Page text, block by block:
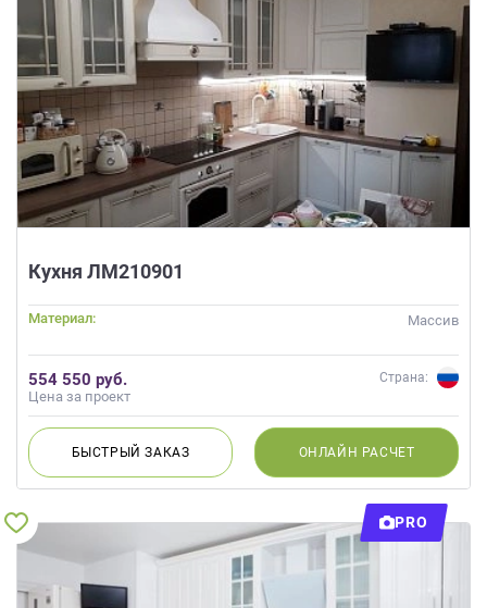
Кухня ЛМ210901
Материал: Массив
554 550 руб.
Цена за проект
Страна:
БЫСТРЫЙЗАКАЗ ОНЛАЙН РАСЧЕТ
PRO